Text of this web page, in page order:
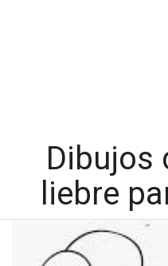
Dibujos
liebre